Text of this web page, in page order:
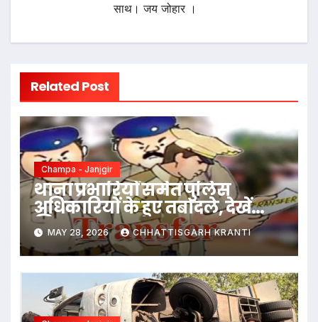
साथ। जय जोहार ।
Related Post
Champa - Janjgir
थाना प्रभारियों समेत पुलिस
अधिकारियों के हुए तबादले, देखें
लिस्ट
MAY 28, 2026 CHHATTISGARH KRANTI